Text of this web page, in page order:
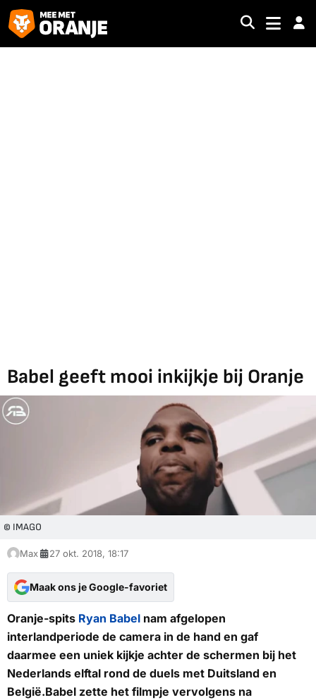
Babel geeft mooi inkijkje bij Oranje
© IMAGO
Max 27 okt. 2018, 18:17
Maak ons je Google-favoriet
Oranje-spits Ryan Babel nam afgelopen
interlandperiode de camera in de hand en gaf
daarmee een uniek kijkje achter de schermen bij het
Nederlands elftal rond de duels met Duitsland en
België.Babel zette het filmpje vervolgens na